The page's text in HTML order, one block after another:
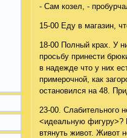
- Сам козел, -
15-00 Еду в магазин,
18-00 Полный крах. У
просьбу принести
в надежде что у них
примерочной, как
остановился на 48.
23-00. Слабительного
<идеальную фигуру>?
втянуть живот. Живот